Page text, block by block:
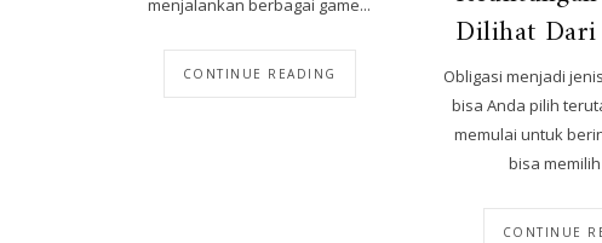
menjalankan berbagai game...
CONTINUE READING
Dilihat Dari
Obligasi menjadi
bisa Anda pilih
memulai untuk
bisa
CONTINUE